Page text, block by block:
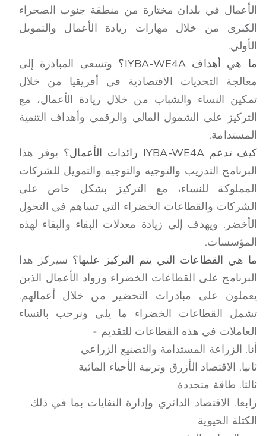
الأعمال في بلدان مختارة من منطقة جنوب الصحراء
الكبرى من خلال مهارات ريادة الأعمال والتمويل
الأولي.
ما هي أهداف IYBA-WE4A؟
وتسعى المبادرة إلى
معالجة التحديات الاقتصادية في أفريقيا من خلال
تمكين النساء والشباب من خلال ريادة الأعمال، مع
التركيز على الشمول المالي والرقمي وأهداف التنمية
المستدامة.
كيف تدعم IYBA-WE4A رائدات الأعمال؟
يوفر هذا
البرنامج التدريب والتوجيه والتوجيه والتمويل للشركات
المملوكة للنساء، مع التركيز بشكل خاص على
الشركات والقطاعات الخضراء التي تساهم في التحول
الأخضر. ويهدف إلى زيادة معدلات البقاء والبقاء لهذه
المؤسسات.
ما هي القطاعات التي يتم التركيز عليها؟ سيركز هذا
البرنامج على القطاعات الخضراء ورواد الأعمال الذين
يعملون على مبادرات التخضير من خلال أعمالهم.
تشمل القطاعات الخضراء ما يلي ونرحب بالنساء
العاملات في هذه القطاعات للتقديم -
أنا. الزراعة المستدامة والتصنيع الزراعي
ثانيا. الاقتصاد الأزرق وتربية الأحياء المائية
ثالثا. طاقة متجددة
رابعا. الاقتصاد الدائري وإدارة النفايات بما في ذلك
الكتلة الحيوية